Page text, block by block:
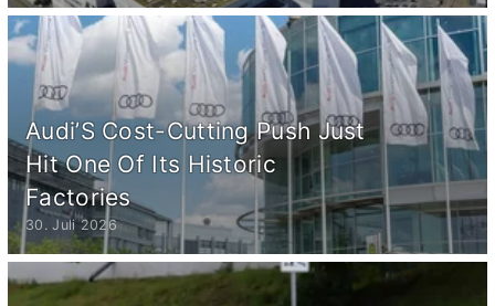
Audi’S Cost-Cutting Push Just
Hit One Of Its Historic
Factories
30. Juli 2026